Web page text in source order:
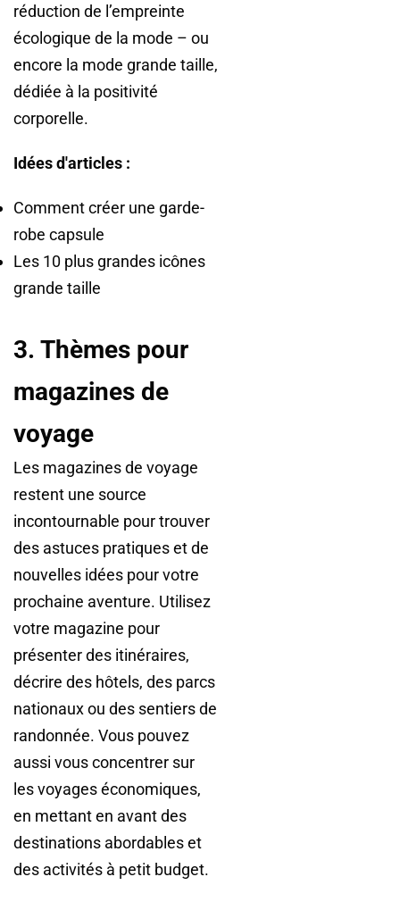
réduction de l’empreinte
écologique de la mode – ou
encore la mode grande taille,
dédiée à la positivité
corporelle.
Idées d'articles :
Comment créer une garde-
robe capsule
Les 10 plus grandes icônes
grande taille
3. Thèmes pour
magazines de
voyage
Les magazines de voyage
restent une source
incontournable pour trouver
des astuces pratiques et de
nouvelles idées pour votre
prochaine aventure. Utilisez
votre magazine pour
présenter des itinéraires,
décrire des hôtels, des parcs
nationaux ou des sentiers de
randonnée. Vous pouvez
aussi vous concentrer sur
les voyages économiques,
en mettant en avant des
destinations abordables et
des activités à petit budget.